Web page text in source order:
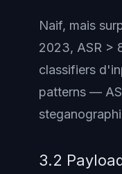
Naif, mais
2023, ASR >
classifiers
patterns —
3.2